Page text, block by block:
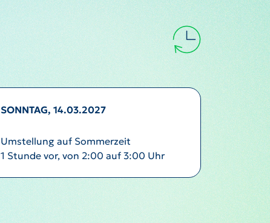
SONNTAG, 14.03.2027
Umstellung auf Sommerzeit
1 Stunde vor, von 2:00 auf 3:00 Uhr